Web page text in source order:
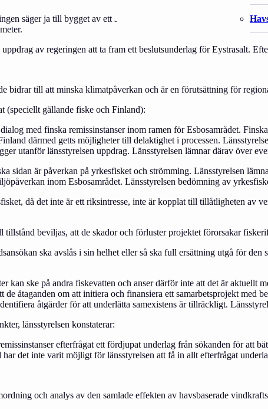
säger ja till bygget av ett stort industriområde för vindkraft
av regeringen att ta fram ett beslutsunderlag för Eystrasalt.
bidrar till att minska klimatpåverkan och är en förutsättning för
(speciellt gällande fiske och Finland):
med finska remissinstanser inom ramen för Esbosamrådet.
därmed getts möjligheter till delaktighet i processen.
utanför länsstyrelsen uppdrag. Länsstyrelsen lämnar därav över
sidan är påverkan på yrkesfisket och strömming. Länsstyrelsen
inom Esbosamrådet. Länsstyrelsen bedömning av
då det inte är ett riksintresse, inte är kopplat till tillåtligheten av
beviljas, att de skador och förluster projektet förorsakar
ska avslås i sin helhet eller så ska full ersättning utgå för
kan ske på andra fiskevatten och anser därför inte att det är
åtaganden om att initiera och finansiera ett samarbetsprojekt
åtgärder för att underlätta samexistens är tillräckligt.
länsstyrelsen konstaterar:
efterfrågat ett fördjupat underlag från sökanden för
har det inte varit möjligt för länsstyrelsen att få in allt efterfrågat
och analys av den samlade effekten av havsbaserade